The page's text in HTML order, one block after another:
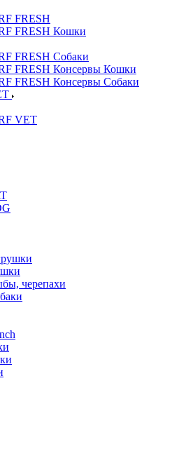
FRESH
FRESH Кошки
FRESH Собаки
FRESH Консервы Кошки
FRESH Консервы Собаки
VET
черепахи